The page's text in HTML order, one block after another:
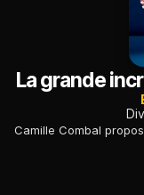
La grande